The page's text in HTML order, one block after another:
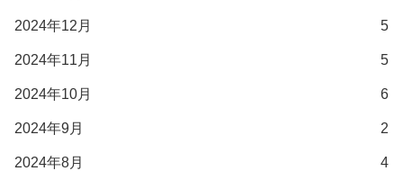
2024年12月 5
2024年11月 5
2024年10月 6
2024年9月 2
2024年8月 4